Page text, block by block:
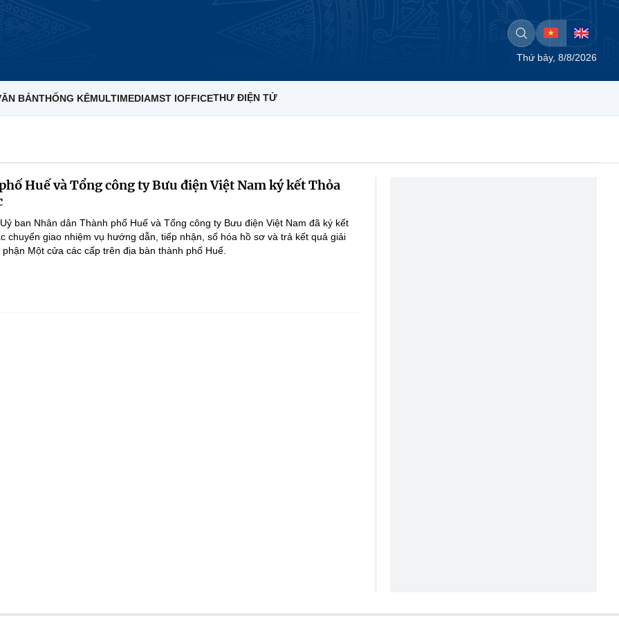
Thứ bảy, 8/8/2026
BẢNTHỐNG KÊMULTIMEDIAMST IOFFICETHƯ ĐIỆN TỬ
Huế và Tổng công ty Bưu điện Việt Nam ký kết Thỏa
ban Nhân dân Thành phố Huế và Tổng công ty Bưu điện Việt Nam đã ký kết
chuyển giao nhiệm vụ hướng dẫn, tiếp nhận, số hóa hồ sơ và trả kết quả giải
Một cửa các cấp trên địa bàn thành phố Huế.